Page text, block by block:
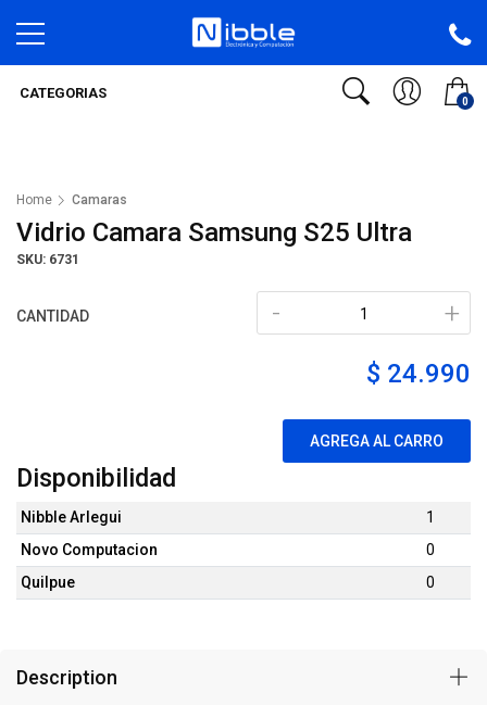
0
CATEGORIAS
Home Camaras
Vidrio Camara Samsung S25 Ultra
SKU: 6731
CANTIDAD +
-
$ 24.990
AGREGA AL CARRO
Disponibilidad
Nibble Arlegui
1
Novo Computacion
0
Quilpue
0
Description